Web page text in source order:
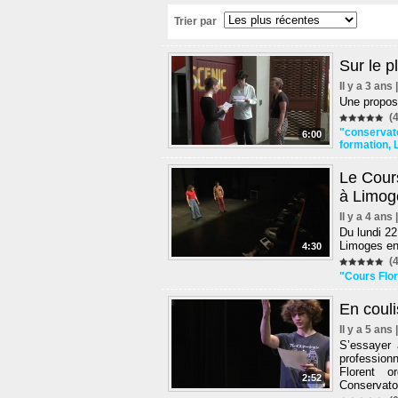
Trier par
6:00
Sur le
Il y a 3 ans
Une
formation,
4:30
Le
à
Il y a 4 ans
Du lundi
Limoges
"Cours
2:52
En
Il y a 5 ans
Florent